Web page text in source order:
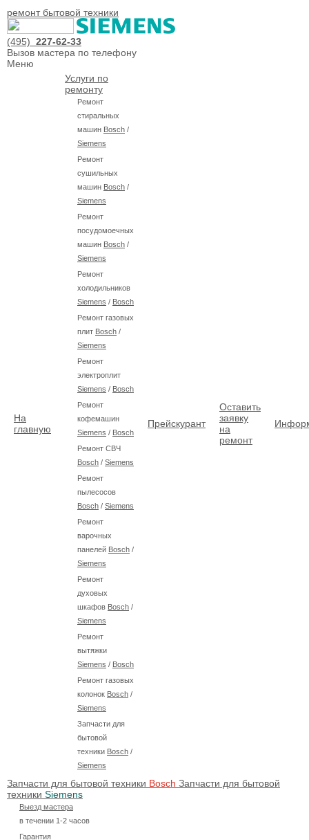
ремонт бытовой техники
(495) 227-62-33
Вызов мастера по телефону
Меню
На
главную
Услуги по
ремонту
Ремонт
стиральных
машин Bosch /
Siemens
Ремонт
сушильных
машин Bosch /
Siemens
Ремонт
посудомоечных
машин Bosch /
Siemens
Ремонт
холодильников
Siemens / Bosch
Ремонт газовых
плит Bosch /
Siemens
Ремонт
электроплит
Siemens / Bosch
Ремонт
кофемашин
Siemens / Bosch
Ремонт СВЧ
Bosch / Siemens
Ремонт
пылесосов
Bosch / Siemens
Ремонт
варочных
панелей Bosch /
Siemens
Ремонт
духовых
шкафов Bosch /
Siemens
Ремонт
вытяжки
Siemens / Bosch
Ремонт газовых
колонок Bosch /
Siemens
Запчасти для
бытовой
техники Bosch /
Siemens
Прейскурант
Оставить
заявку
на
ремонт
Запчасти для бытовой техники Bosch Запчасти для бытовой
техники Siemens
Выезд мастера
в течении 1-2 часов
Гарантия